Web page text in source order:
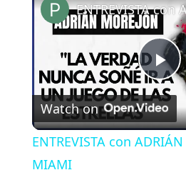
P
l
Watch on
ENTREVISTA con
MIAMI